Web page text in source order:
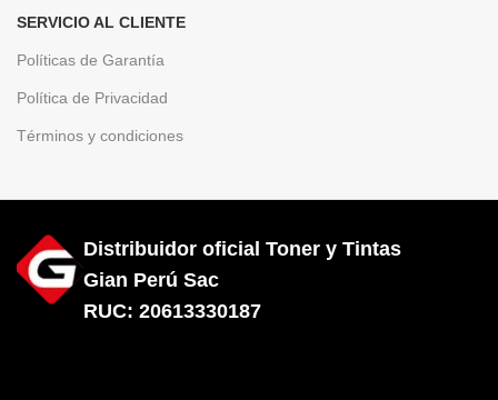
SERVICIO AL CLIENTE
Políticas de Garantía
Política de Privacidad
Términos y condiciones
Distribuidor oficial Toner y Tintas
Gian Perú Sac
RUC: 20613330187